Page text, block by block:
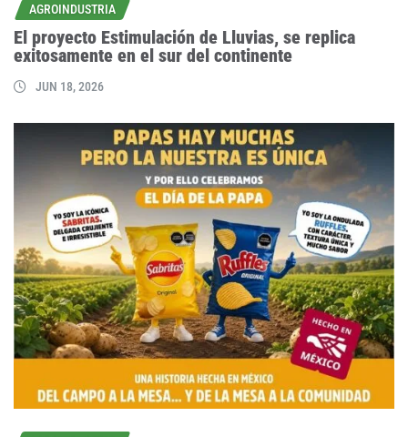
AGROINDUSTRIA
El proyecto Estimulación de Lluvias, se replica
exitosamente en el sur del continente
JUN 18, 2026